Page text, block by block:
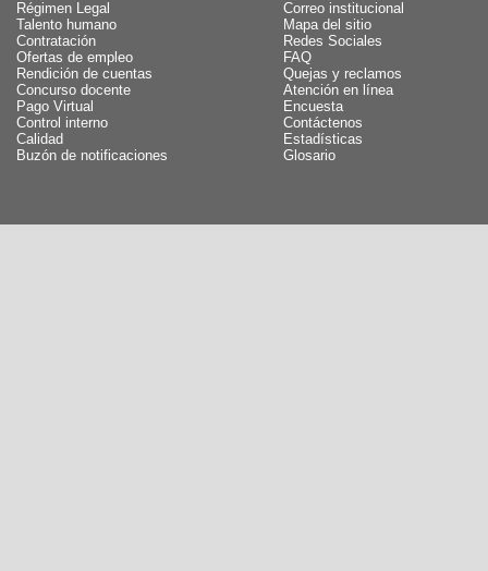
Régimen Legal
Talento humano
Contratación
Ofertas de empleo
Rendición de cuentas
Concurso docente
Pago Virtual
Control interno
Calidad
Buzón de notificaciones
Correo institucional
Mapa del sitio
Redes Sociales
FAQ
Quejas y reclamos
Atención en línea
Encuesta
Contáctenos
Estadísticas
Glosario